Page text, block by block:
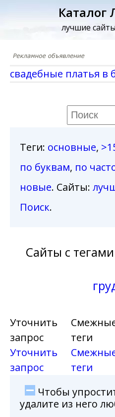
Каталог
лучшие
cвадебные платья в
Теги: основные,
по буквам, по
новые. Сайты:
Поиск.
Сайты с тегами
Уточнить
запрос
Уточнить
запрос
теги
теги
Чтобы
удалите из него